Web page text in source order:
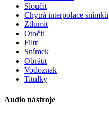
Sloučit
Chytrá interpolace snímků
Ztlumit
Otočit
Filtr
Snímek
Obrátit
Vodoznak
Titulky
Audio nástroje